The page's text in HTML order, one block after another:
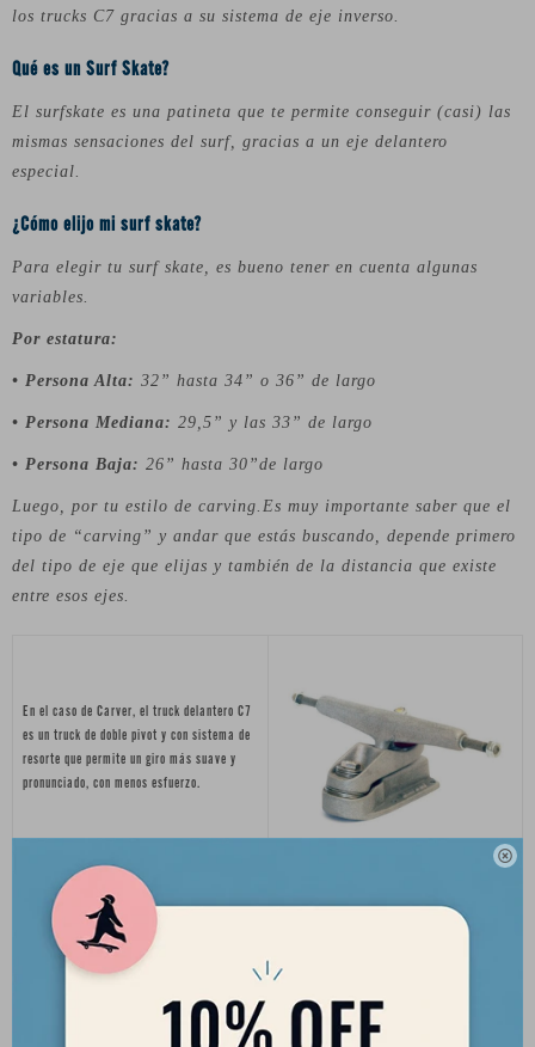

los trucks C7 gracias a su sistema de eje inverso.
Qué es un Surf Skate?
El surfskate es una patineta que te permite conseguir (casi) las
mismas sensaciones del surf, gracias a un eje delantero
especial.
¿Cómo elijo mi surf skate?
Para elegir tu surf skate, es bueno tener en cuenta algunas
variables.
Por estatura:
• Persona Alta: 32” hasta 34” o 36” de largo
• Persona Mediana: 29,5” y las 33” de largo
• Persona Baja: 26” hasta 30”de largo
Luego, por tu estilo de carving.Es muy importante saber que el
tipo de “carving” y andar que estás buscando, depende primero
del tipo de eje que elijas y también de la distancia que existe
entre esos ejes.
En el caso de Carver, el truck delantero C7
es un truck de doble pivot y con sistema de
resorte que permite un giro más suave y
pronunciado, con menos esfuerzo.
El truck delantero CX de Carver tiene una
respuesta más rápida y es más estable,
siempre garantizando un excelente giro.